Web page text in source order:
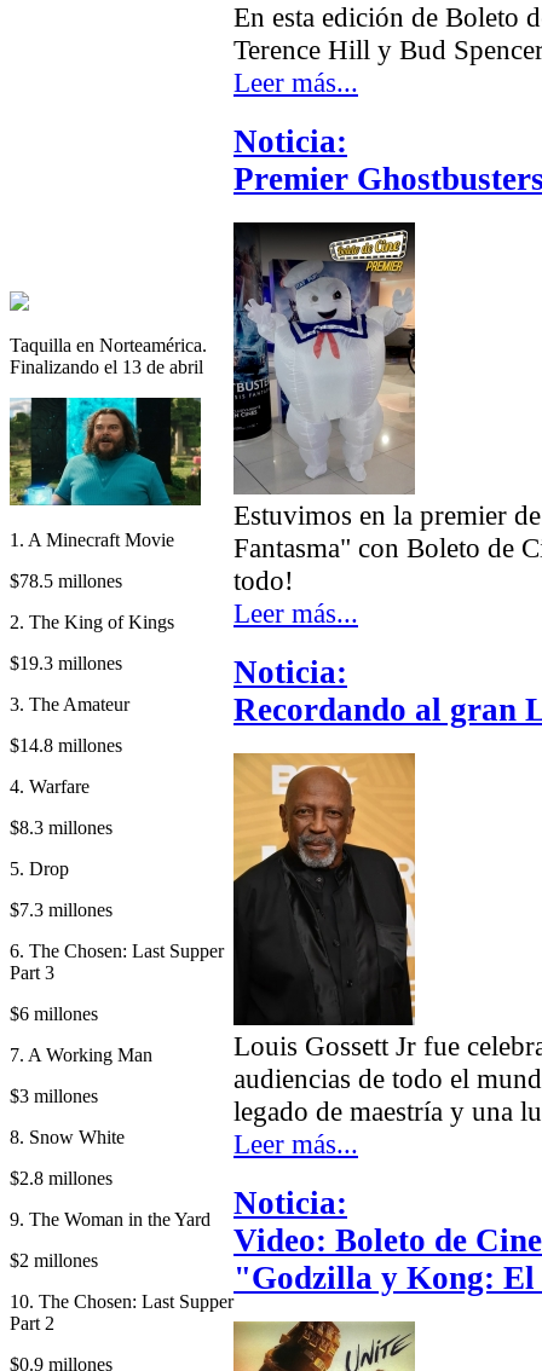
Taquilla en Norteamérica.
Finalizando el 13 de abril
1. A Minecraft Movie
$78.5 millones
2. The King of Kings
$19.3 millones
3. The Amateur
$14.8 millones
4. Warfare
$8.3 millones
5. Drop
$7.3 millones
6. The Chosen: Last Supper
Part 3
$6 millones
7. A Working Man
$3 millones
8. Snow White
$2.8 millones
9. The Woman in the Yard
$2 millones
10. The Chosen: Last Supper
Part 2
$0.9 millones
En esta edición de Boleto
Terence Hill y Bud
Leer más...
Noticia:
Premier
Estuvimos en la premier
Fantasma" con Boleto de
todo!
Leer más...
Noticia:
Recordando al gran
Louis Gossett Jr fue
audiencias de todo el
legado de maestría y una
Leer más...
Noticia:
Video: Boleto de
"Godzilla y Kong: